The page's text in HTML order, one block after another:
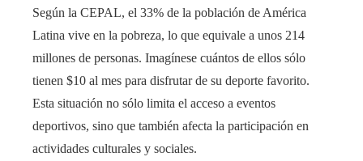
Según la CEPAL, el 33% de la población de América
Latina vive en la pobreza, lo que equivale a unos 214
millones de personas. Imagínese cuántos de ellos sólo
tienen $10 al mes para disfrutar de su deporte favorito.
Esta situación no sólo limita el acceso a eventos
deportivos, sino que también afecta la participación en
actividades culturales y sociales.